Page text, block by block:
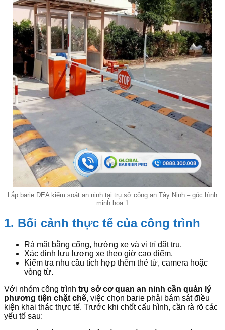
Lắp barie DEA kiểm soát an ninh tại trụ sở công an Tây Ninh – góc hình
minh họa 1
1. Bối cảnh thực tế của công trình
Rà mặt bằng cổng, hướng xe và vị trí đặt trụ.
Xác định lưu lượng xe theo giờ cao điểm.
Kiểm tra nhu cầu tích hợp thêm thẻ từ, camera hoặc
vòng từ.
Với nhóm công trình trụ sở cơ quan an ninh cần quản lý
phương tiện chặt chẽ, việc chọn barie phải bám sát điều
kiện khai thác thực tế. Trước khi chốt cấu hình, cần rà rõ các
yếu tố sau: